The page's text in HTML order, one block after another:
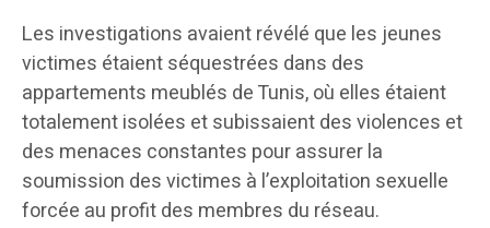
Les investigations avaient révélé que les jeunes
victimes étaient séquestrées dans des
appartements meublés de Tunis, où elles étaient
totalement isolées et subissaient des violences et
des menaces constantes pour assurer la
soumission des victimes à l’exploitation sexuelle
forcée au profit des membres du réseau.